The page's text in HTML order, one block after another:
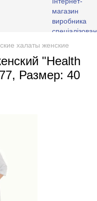
халаты женские
"Health
Размер: 40